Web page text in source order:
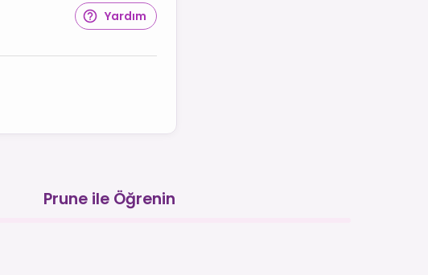
Yardım
Prune ile Öğrenin